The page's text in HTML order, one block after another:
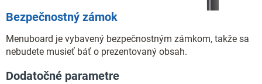
Bezpečnostný zámok
Menuboard je vybavený bezpečnostným zámkom, takže sa
nebudete musieť báť o prezentovaný obsah.
Dodatočné parametre